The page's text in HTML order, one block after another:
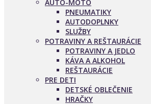
AUTO-MOTO
PNEUMATIKY
AUTODOPLNKY
SLUŽBY
POTRAVINY A REŠTAURÁCIE
POTRAVINY A JEDLO
KÁVA A ALKOHOL
REŠTAURÁCIE
PRE DETI
DETSKÉ OBLEČENIE
HRAČKY